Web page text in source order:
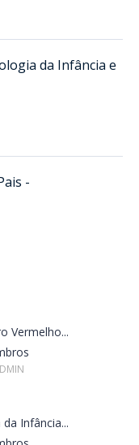
da Infância e
-
Vermelho...
Infância...